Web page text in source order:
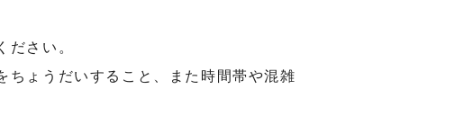
さい。
ちょうだいすること、また時間帯や混雑